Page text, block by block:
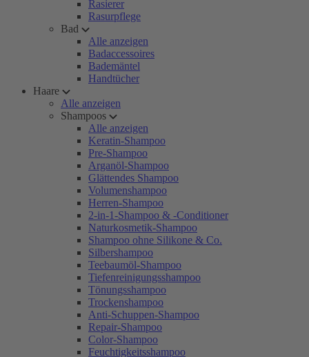
Rasierer
Rasurpflege
Bad
Alle anzeigen
Badaccessoires
Bademäntel
Handtücher
Haare
Alle anzeigen
Shampoos
Alle anzeigen
Keratin-Shampoo
Pre-Shampoo
Arganöl-Shampoo
Glättendes Shampoo
Volumenshampoo
Herren-Shampoo
2-in-1-Shampoo & -Conditioner
Naturkosmetik-Shampoo
Shampoo ohne Silikone & Co.
Silbershampoo
Teebaumöl-Shampoo
Tiefenreinigungsshampoo
Tönungsshampoo
Trockenshampoo
Anti-Schuppen-Shampoo
Repair-Shampoo
Color-Shampoo
Feuchtigkeitsshampoo